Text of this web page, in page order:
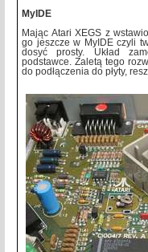
MyIDE
Mając Atari XEGS z
go jeszcze w MyIDE czyli
dosyć prosty. Układ
podstawce. Zaletą tego
do podłączenia do płyty,